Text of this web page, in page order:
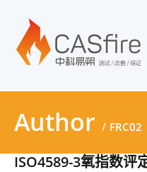
Author FRC02
ISO4589-3氧指数评